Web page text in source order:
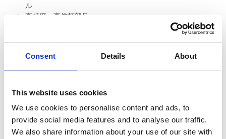
Consent Details About
This website uses cookies
We use cookies to personalise content and ads, to
provide social media features and to analyse our traffic.
We also share information about your use of our site with
ル
高精度・高信頼部品
抵抗ネットワーク/低抵抗チップ抵抗器/モールド面実装バリ
多様化する実装形態に対応する製品群
基板内蔵用部品/ワイヤーボンディング対応部品
大電流検出/風速センサモジュール/タッチスイッチ
新技術・新製品セミナー
タイトル：熱設計の最新動向「チップ抵抗器・高定格電力製品